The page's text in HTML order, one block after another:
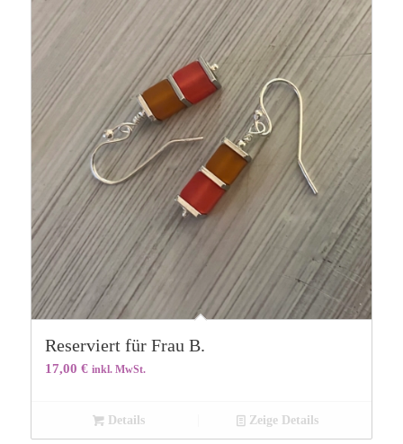
Reserviert für Frau B.
17,00 € inkl. MwSt.
Details Zeige Details